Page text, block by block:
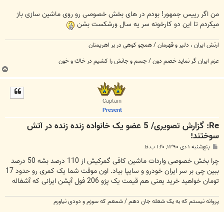
من اگر رییس جمهور! بودم در های بخش خصوصی رو روی ماشین سازی باز
میکردم تا این دو کارخونه سر یه سال ورشکست بشن
ارتش ايران ،‌ دلير و قهرمان / همچو كوهي در بر اهريمنان
عزم ايران گر نمايد خصم دون / جسم و جانش را كشيم در خاك و خون
ب
ا
Captain
Present
Re: گزارش تصویری/ 5 عضو یک خانواده زنده زنده در آتش
سوختند!
پ
ت
پنج‌شنبه ۱ دی ۱۳۹۰, ۱:۲۰ ب.ظ
چرا بخش خصوصی واردات ماشین کافی گمرکیش از 110 درصد بشه 50 درصد
ببین چی بر سر ایران خودرو و سایپا بیاد. اون موقت شما یک کمری رو حدود 17
تومان خواهید خرید یعنی هم قیمت یک پژو 206 فول آپشن ایرانی که آشغاله
پروانه نیستم که به یک شعله جان دهم / شمعم که سوزم و دودی نیاورم